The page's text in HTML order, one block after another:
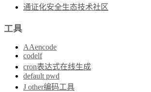
通证化安全生态技术社区
工具
AAencode
codelf
cron表达式在线生成
default pwd
J other编码工具